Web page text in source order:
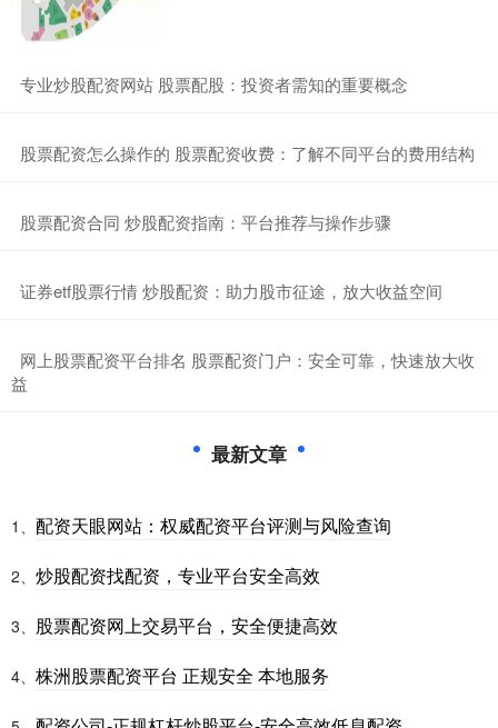
​专业炒股配资网站 股票配股：投资者需知的重要概念
​股票配资怎么操作的 股票配资收费：了解不同平台的费用结构
​股票配资合同 炒股配资指南：平台推荐与操作步骤
​证券etf股票行情 炒股配资：助力股市征途，放大收益空间
​网上股票配资平台排名 股票配资门户：安全可靠，快速放大收
益
最新文章
1、 配资天眼网站：权威配资平台评测与风险查询
2、 炒股配资找配资，专业平台安全高效
3、 股票配资网上交易平台，安全便捷高效
4、 株洲股票配资平台 正规安全 本地服务